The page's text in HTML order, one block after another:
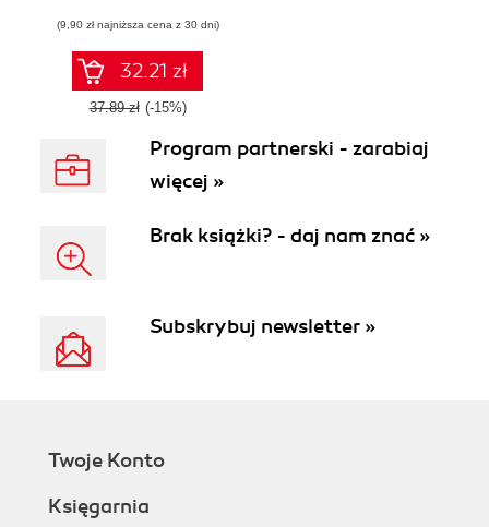
(9,90 zł najniższa cena z 30 dni)
32.21 zł
37.89 zł (-15%)
Program partnerski - zarabiaj
więcej »
Brak książki? - daj nam znać »
Subskrybuj newsletter »
Twoje Konto
Księgarnia